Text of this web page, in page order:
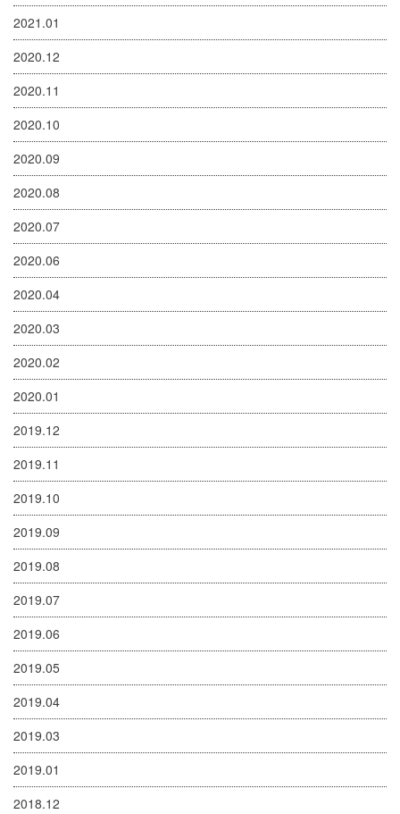
2021.01
2020.12
2020.11
2020.10
2020.09
2020.08
2020.07
2020.06
2020.04
2020.03
2020.02
2020.01
2019.12
2019.11
2019.10
2019.09
2019.08
2019.07
2019.06
2019.05
2019.04
2019.03
2019.01
2018.12